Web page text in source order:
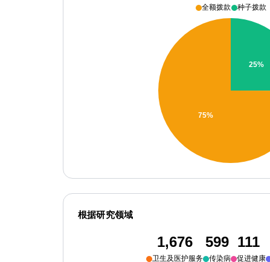
种子拨款
全额拨款
根据研究领域
111
促进健康
599
传染病
1,676
卫生及医护服务